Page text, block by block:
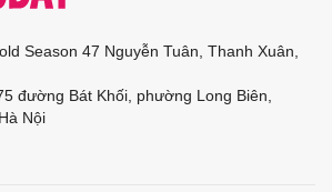
Season 47 Nguyễn Tuân, Thanh Xuân,
đường Bát Khối, phường Long Biên,
Nội